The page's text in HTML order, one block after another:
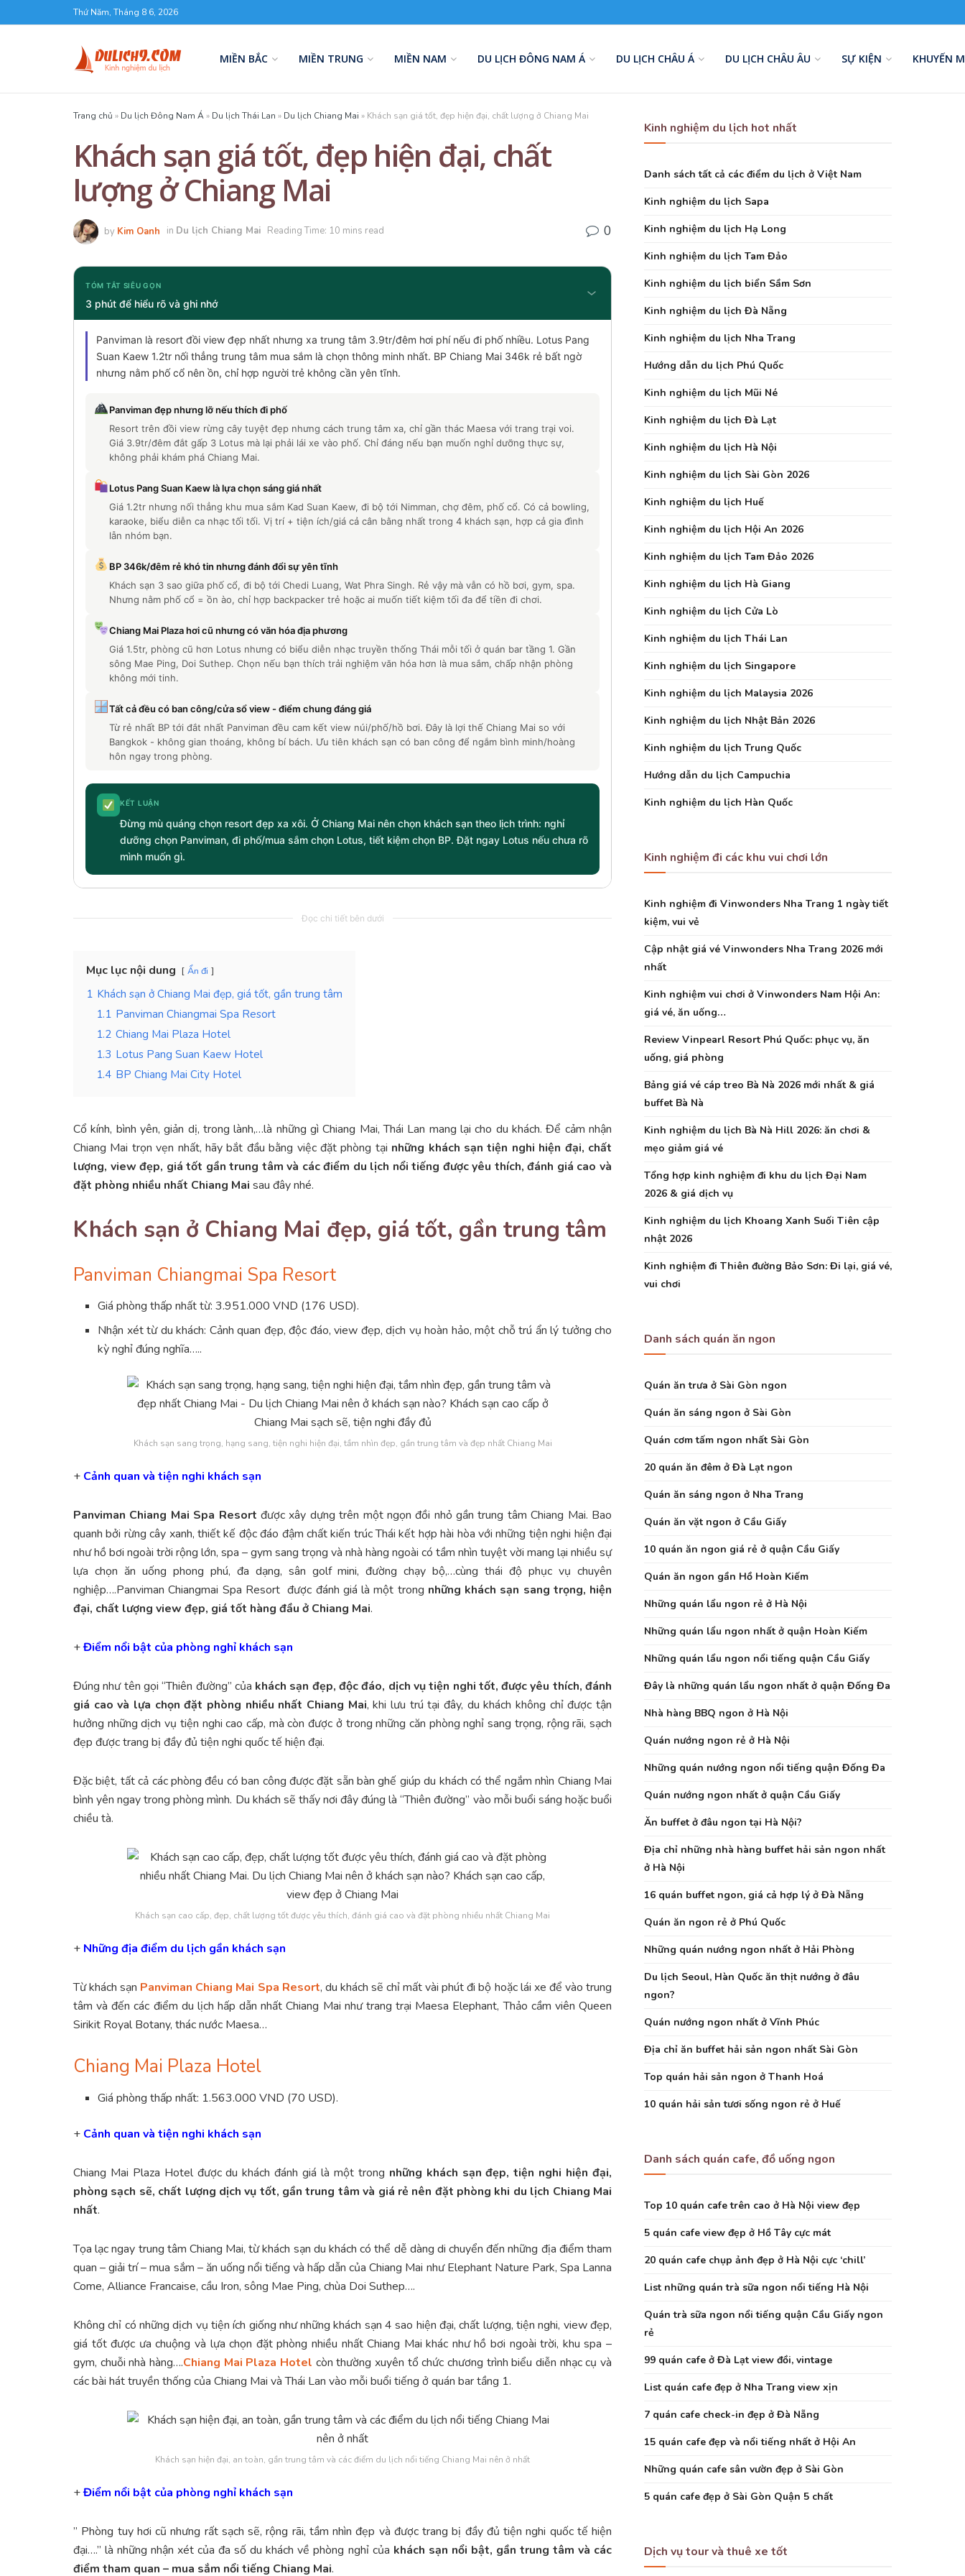
Thứ Năm, Tháng 8 6, 2026
MIỀN BẮC MIỀN TRUNG MIỀN NAM DU LỊCH ĐÔNG NAM Á DU LỊCH CHÂU Á DU LỊCH CHÂU ÂU SỰ KIỆN KHUYẾN
Trang chủ » Du lịch Đông Nam Á » Du lịch Thái Lan » Du lịch Chiang Mai » Khách sạn giá tốt, đẹp hiện đại, chất lượng ở Chiang Mai
Khách sạn giá tốt, đẹp hiện đại, chất
lượng ở Chiang Mai
by Kim Oanh in Du lịch Chiang Mai Reading Time: 10 mins read 0
TÓM TẮT SIÊU GỌN
3 phút để hiểu rõ và ghi nhớ
Panviman là resort đồi view đẹp nhất nhưng xa trung tâm 3.9tr/đêm hơi phí nếu đi phố nhiều. Lotus Pang
Suan Kaew 1.2tr nối thẳng trung tâm mua sắm là chọn thông minh nhất. BP Chiang Mai 346k rẻ bất ngờ
nhưng nằm phố cổ nên ồn, chỉ hợp người trẻ không cần yên tĩnh.
Panviman đẹp nhưng lỡ nếu thích đi phố
Resort trên đồi view rừng cây tuyệt đẹp nhưng cách trung tâm xa, chỉ gần thác Maesa với trang trại voi.
Giá 3.9tr/đêm đắt gấp 3 Lotus mà lại phải lái xe vào phố. Chỉ đáng nếu bạn muốn nghỉ dưỡng thực sự,
không phải khám phá Chiang Mai.
Lotus Pang Suan Kaew là lựa chọn sáng giá nhất
Giá 1.2tr nhưng nối thẳng khu mua sắm Kad Suan Kaew, đi bộ tới Nimman, chợ đêm, phố cổ. Có cả bowling,
karaoke, biểu diễn ca nhạc tối tối. Vị trí + tiện ích/giá cả cân bằng nhất trong 4 khách sạn, hợp cả gia đình
lẫn nhóm bạn.
BP 346k/đêm rẻ khó tin nhưng đánh đổi sự yên tĩnh
Khách sạn 3 sao giữa phố cổ, đi bộ tới Chedi Luang, Wat Phra Singh. Rẻ vậy mà vẫn có hồ bơi, gym, spa.
Nhưng nằm phố cổ = ồn ào, chỉ hợp backpacker trẻ hoặc ai muốn tiết kiệm tối đa để tiền đi chơi.
Chiang Mai Plaza hơi cũ nhưng có văn hóa địa phương
Giá 1.5tr, phòng cũ hơn Lotus nhưng có biểu diễn nhạc truyền thống Thái mỗi tối ở quán bar tầng 1. Gần
sông Mae Ping, Doi Suthep. Chọn nếu bạn thích trải nghiệm văn hóa hơn là mua sắm, chấp nhận phòng
không mới tinh.
Tất cả đều có ban công/cửa sổ view - điểm chung đáng giá
Từ rẻ nhất BP tới đắt nhất Panviman đều cam kết view núi/phố/hồ bơi. Đây là lợi thế Chiang Mai so với
Bangkok - không gian thoáng, không bí bách. Ưu tiên khách sạn có ban công để ngắm bình minh/hoàng
hôn ngay trong phòng.
KẾT LUẬN
Đừng mù quáng chọn resort đẹp xa xôi. Ở Chiang Mai nên chọn khách sạn theo lịch trình: nghỉ
dưỡng chọn Panviman, đi phố/mua sắm chọn Lotus, tiết kiệm chọn BP. Đặt ngay Lotus nếu chưa rõ
mình muốn gì.
Đọc chi tiết bên dưới
Mục lục nội dung Ẩn đi
1 Khách sạn ở Chiang Mai đẹp, giá tốt, gần trung tâm
1.1 Panviman Chiangmai Spa Resort
1.2 Chiang Mai Plaza Hotel
1.3 Lotus Pang Suan Kaew Hotel
1.4 BP Chiang Mai City Hotel
Cổ kính, bình yên, giản dị, trong lành,…là những gì Chiang Mai, Thái Lan mang lại cho du khách. Để cảm nhận
Chiang Mai trọn vẹn nhất, hãy bắt đầu bằng việc đặt phòng tại những khách sạn tiện nghi hiện đại, chất
lượng, view đẹp, giá tốt gần trung tâm và các điểm du lịch nổi tiếng được yêu thích, đánh giá cao và
đặt phòng nhiều nhất Chiang Mai sau đây nhé.
Khách sạn ở Chiang Mai đẹp, giá tốt, gần trung tâm
Panviman Chiangmai Spa Resort
Giá phòng thấp nhất từ: 3.951.000 VND (176 USD).
Nhận xét từ du khách: Cảnh quan đẹp, độc đáo, view đẹp, dịch vụ hoàn hảo, một chỗ trú ẩn lý tưởng cho
kỳ nghỉ đúng nghĩa…..
Khách sạn sang trọng, hạng sang, tiện nghi hiện đại, tầm nhìn đẹp, gần trung tâm và đẹp nhất Chiang Mai
+ Cảnh quan và tiện nghi khách sạn
Panviman Chiang Mai Spa Resort được xây dựng trên một ngọn đồi nhỏ gần trung tâm Chiang Mai. Bao
quanh bởi rừng cây xanh, thiết kế độc đáo đậm chất kiến trúc Thái kết hợp hài hòa với những tiện nghi hiện đại
như hồ bơi ngoài trời rộng lớn, spa – gym sang trọng và nhà hàng ngoài có tầm nhìn tuyệt vời mang lại nhiều sự
lựa chọn ăn uống phong phú, đa dạng, sân golf mini, đường chạy bộ,…cùng thái độ phục vụ chuyên
nghiệp….Panviman Chiangmai Spa Resort được đánh giá là một trong những khách sạn sang trọng, hiện
đại, chất lượng view đẹp, giá tốt hàng đầu ở Chiang Mai.
+Điểm nổi bật của phòng nghỉ khách sạn
Đúng như tên gọi “Thiên đường” của khách sạn đẹp, độc đáo, dịch vụ tiện nghi tốt, được yêu thích, đánh
giá cao và lựa chọn đặt phòng nhiều nhất Chiang Mai, khi lưu trú tại đây, du khách không chỉ được tận
hưởng những dịch vụ tiện nghi cao cấp, mà còn được ở trong những căn phòng nghỉ sang trọng, rộng rãi, sạch
đẹp được trang bị đầy đủ tiện nghi quốc tế hiện đại.
Đặc biệt, tất cả các phòng đều có ban công được đặt sẵn bàn ghế giúp du khách có thể ngắm nhìn Chiang Mai
bình yên ngay trong phòng mình. Du khách sẽ thấy nơi đây đúng là “Thiên đường” vào mỗi buổi sáng hoặc buổi
chiều tà.
Khách sạn cao cấp, đẹp, chất lượng tốt được yêu thích, đánh giá cao và đặt phòng nhiều nhất Chiang Mai
+ Những địa điểm du lịch gần khách sạn
Từ khách sạn Panviman Chiang Mai Spa Resort, du khách sẽ chỉ mất vài phút đi bộ hoặc lái xe để vào trung
tâm và đến các điểm du lịch hấp dẫn nhất Chiang Mai như trang trại Maesa Elephant, Thảo cầm viên Queen
Sirikit Royal Botany, thác nước Maesa…
Chiang Mai Plaza Hotel
Giá phòng thấp nhất: 1.563.000 VND (70 USD).
+ Cảnh quan và tiện nghi khách sạn
Chiang Mai Plaza Hotel được du khách đánh giá là một trong những khách sạn đẹp, tiện nghi hiện đại,
phòng sạch sẽ, chất lượng dịch vụ tốt, gần trung tâm và giá rẻ nên đặt phòng khi du lịch Chiang Mai
nhất.
Tọa lạc ngay trung tâm Chiang Mai, từ khách sạn du khách có thể dễ dàng di chuyển đến những địa điểm tham
quan – giải trí – mua sắm – ăn uống nổi tiếng và hấp dẫn của Chiang Mai như Elephant Nature Park, Spa Lanna
Come, Alliance Francaise, cầu Iron, sông Mae Ping, chùa Doi Suthep….
Không chỉ có những dịch vụ tiện ích giống như những khách sạn 4 sao hiện đại, chất lượng, tiện nghi, view đẹp,
giá tốt được ưa chuộng và lựa chọn đặt phòng nhiều nhất Chiang Mai khác như hồ bơi ngoài trời, khu spa –
gym, chuỗi nhà hàng….Chiang Mai Plaza Hotel còn thường xuyên tổ chức chương trình biểu diễn nhạc cụ và
các bài hát truyền thống của Chiang Mai và Thái Lan vào mỗi buổi tiếng ở quán bar tầng 1.
Khách sạn hiện đại, an toàn, gần trung tâm và các điểm du lịch nổi tiếng Chiang Mai nên ở nhất
+Điểm nổi bật của phòng nghỉ khách sạn
” Phòng tuy hơi cũ nhưng rất sạch sẽ, rộng rãi, tầm nhìn đẹp và được trang bị đầy đủ tiện nghi quốc tế hiện
đại….” là những nhận xét của đa số du khách về phòng nghỉ của khách sạn nổi bật, gần trung tâm và các
điểm tham quan – mua sắm nổi tiếng Chiang Mai.
Kinh nghiệm du lịch hot nhất
Danh sách tất cả các điểm du lịch ở Việt Nam
Kinh nghiệm du lịch Sapa
Kinh nghiệm du lịch Hạ Long
Kinh nghiệm du lịch Tam Đảo
Kinh nghiệm du lịch biển Sầm Sơn
Kinh nghiệm du lịch Đà Nẵng
Kinh nghiệm du lịch Nha Trang
Hướng dẫn du lịch Phú Quốc
Kinh nghiệm du lịch Mũi Né
Kinh nghiệm du lịch Đà Lạt
Kinh nghiệm du lịch Hà Nội
Kinh nghiệm du lịch Sài Gòn 2026
Kinh nghiệm du lịch Huế
Kinh nghiệm du lịch Hội An 2026
Kinh nghiệm du lịch Tam Đảo 2026
Kinh nghiệm du lịch Hà Giang
Kinh nghiệm du lịch Cửa Lò
Kinh nghiệm du lịch Thái Lan
Kinh nghiệm du lịch Singapore
Kinh nghiệm du lịch Malaysia 2026
Kinh nghiệm du lịch Nhật Bản 2026
Kinh nghiệm du lịch Trung Quốc
Hướng dẫn du lịch Campuchia
Kinh nghiệm du lịch Hàn Quốc
Kinh nghiệm đi các khu vui chơi lớn
Kinh nghiệm đi Vinwonders Nha Trang 1 ngày tiết
kiệm, vui vẻ
Cập nhật giá vé Vinwonders Nha Trang 2026 mới
nhất
Kinh nghiệm vui chơi ở Vinwonders Nam Hội An:
giá vé, ăn uống…
Review Vinpearl Resort Phú Quốc: phục vụ, ăn
uống, giá phòng
Bảng giá vé cáp treo Bà Nà 2026 mới nhất & giá
buffet Bà Nà
Kinh nghiệm du lịch Bà Nà Hill 2026: ăn chơi &
mẹo giảm giá vé
Tổng hợp kinh nghiệm đi khu du lịch Đại Nam
2026 & giá dịch vụ
Kinh nghiệm du lịch Khoang Xanh Suối Tiên cập
nhật 2026
Kinh nghiệm đi Thiên đường Bảo Sơn: Đi lại, giá vé,
vui chơi
Danh sách quán ăn ngon
Quán ăn trưa ở Sài Gòn ngon
Quán ăn sáng ngon ở Sài Gòn
Quán cơm tấm ngon nhất Sài Gòn
20 quán ăn đêm ở Đà Lạt ngon
Quán ăn sáng ngon ở Nha Trang
Quán ăn vặt ngon ở Cầu Giấy
10 quán ăn ngon giá rẻ ở quận Cầu Giấy
Quán ăn ngon gần Hồ Hoàn Kiếm
Những quán lẩu ngon rẻ ở Hà Nội
Những quán lẩu ngon nhất ở quận Hoàn Kiếm
Những quán lẩu ngon nổi tiếng quận Cầu Giấy
Đây là những quán lẩu ngon nhất ở quận Đống Đa
Nhà hàng BBQ ngon ở Hà Nội
Quán nướng ngon rẻ ở Hà Nội
Những quán nướng ngon nổi tiếng quận Đống Đa
Quán nướng ngon nhất ở quận Cầu Giấy
Ăn buffet ở đâu ngon tại Hà Nội?
Địa chỉ những nhà hàng buffet hải sản ngon nhất
ở Hà Nội
16 quán buffet ngon, giá cả hợp lý ở Đà Nẵng
Quán ăn ngon rẻ ở Phú Quốc
Những quán nướng ngon nhất ở Hải Phòng
Du lịch Seoul, Hàn Quốc ăn thịt nướng ở đâu
ngon?
Quán nướng ngon nhất ở Vĩnh Phúc
Địa chỉ ăn buffet hải sản ngon nhất Sài Gòn
Top quán hải sản ngon ở Thanh Hoá
10 quán hải sản tươi sống ngon rẻ ở Huế
Danh sách quán cafe, đồ uống ngon
Top 10 quán cafe trên cao ở Hà Nội view đẹp
5 quán cafe view đẹp ở Hồ Tây cực mát
20 quán cafe chụp ảnh đẹp ở Hà Nội cực ‘chill’
List những quán trà sữa ngon nổi tiếng Hà Nội
Quán trà sữa ngon nổi tiếng quận Cầu Giấy ngon
rẻ
99 quán cafe ở Đà Lạt view đồi, vintage
List quán cafe đẹp ở Nha Trang view xịn
7 quán cafe check-in đẹp ở Đà Nẵng
15 quán cafe đẹp và nổi tiếng nhất ở Hội An
Những quán cafe sân vườn đẹp ở Sài Gòn
5 quán cafe đẹp ở Sài Gòn Quận 5 chất
Dịch vụ tour và thuê xe tốt